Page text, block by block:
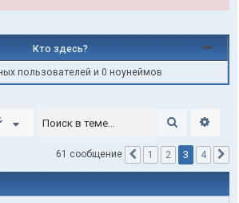
Кто здесь?
пользователей и 0 ноунеймов
Поиск
61 сообщение Пред.
1 2 3 4